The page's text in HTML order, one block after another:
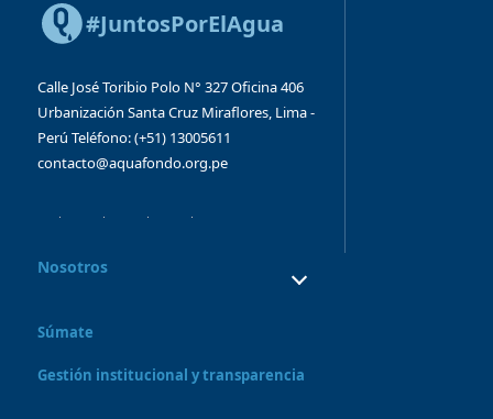
#JuntosPorElAgua
Calle José Toribio Polo N° 327Oficina 406
Urbanización Santa Cruz Miraflores, Lima -
Perú Teléfono: (+51) 13005611
contacto@aquafondo.org.pe
Nosotros
¿Qué hacemos?
Consejo directivo y órganos asesores
Súmate
Gestión institucional y transparencia